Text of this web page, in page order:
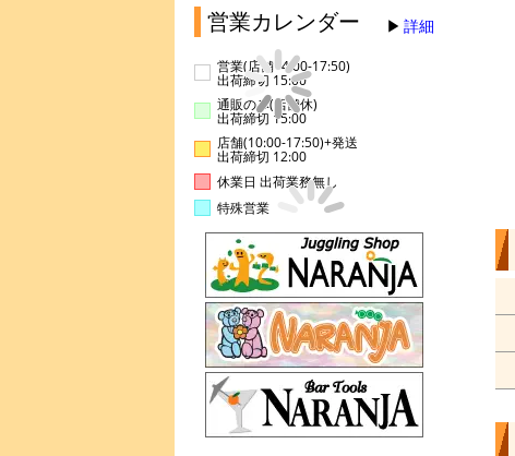
営業カレンダー 詳細
営業(店舗14:00-17:50)
出荷締切 15:00
通販のみ(店舗休)
出荷締切 15:00
店舗(10:00-17:50)+発送
出荷締切 12:00
休業日 出荷業務無し
特殊営業